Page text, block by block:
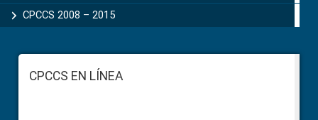
CPCCS 2008 – 2015
FooterCPCCS EN LÍNEA